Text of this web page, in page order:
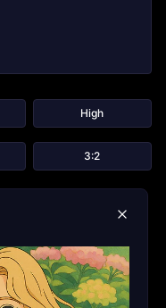
High
3:2